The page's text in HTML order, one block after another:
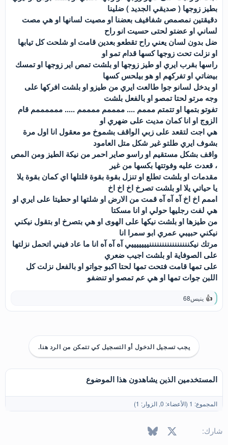
بطيز زوجها ( صديقي الجديد ) ضلينا
دقيقتين نمصمص شفافيف بعضنا او مصيت لسانها او هي مصت
لساني او عضتو لحتى حسيت انو راح
ضل بدون لسان يعني راح تقطعو بعدين قامت او شلحت كل تيابها
او نزلت تحت زوجها كسها قدام تمو او
راسها بقرب ايري او طيز زوجها او بلشت تمص اير زوجها او تمسك
بيضاتي او تفركهم او هو بيلحس كسها
او يدخل لسانو جوا طالعت ايري من طيزو او بلشت افركها على
وجه مرتو لحتا تمصو او بالفعل بلشت
تفوتو بتمها او تتمتم مممم .... ممممم ممممم ..... ممممممم قام
الزوج او انا كمان مديت على ضهري او
هي اجت لتقعد على زبي الواقف بشموخ مو معقول انا اول مرة
بشوف ايري طلتو غير شكل متل العامود
واقف بشكل مستقيم او راسو صاير احمر من نيكة الطيز ومن المص
، قعدت عليه وفوتتها بكسها من غير
مقدمات او بلشت تطلع او تنزل بقوة بقوة قلتلها اي كمان بقوة يلا
يا حياتي يلا او بلشت تصرخ اخ اخ اخ
اممم اخ اخ آه آه آه قمت من الارض او شلتها او حطيتا على ايري او
هي لفت رجليها حولي او انا مسكتا
من طيزها او بلشت نيكها على الهوى او هي بتصرخ او بتقول نيكني
نيكني حبيبي عمري ابو سمرا انا
مرتك نيكننننننننننننننننيييييييي آه آه آه انا ما عاد فيني اتحمل نزلتها
على الصوفاية او بلشت اجيب ضعري
على تمها قامت فتحت تمها لحتا اكبو جواتو او بالفعل نزلت كل
اللبن جوات تمها او هي عم تمصو او تنضفو
ل
ت
:
ينيس68
يجب تسجيل الدخول أو التسجيل كي تتمكن من الرد هنا.
المستخدمين الذين يشاهدون هذا الموضوع
المجموع: 1 (الأعضاء: 0, الزوار: 1)
شارك: فيسبوك Bluesky